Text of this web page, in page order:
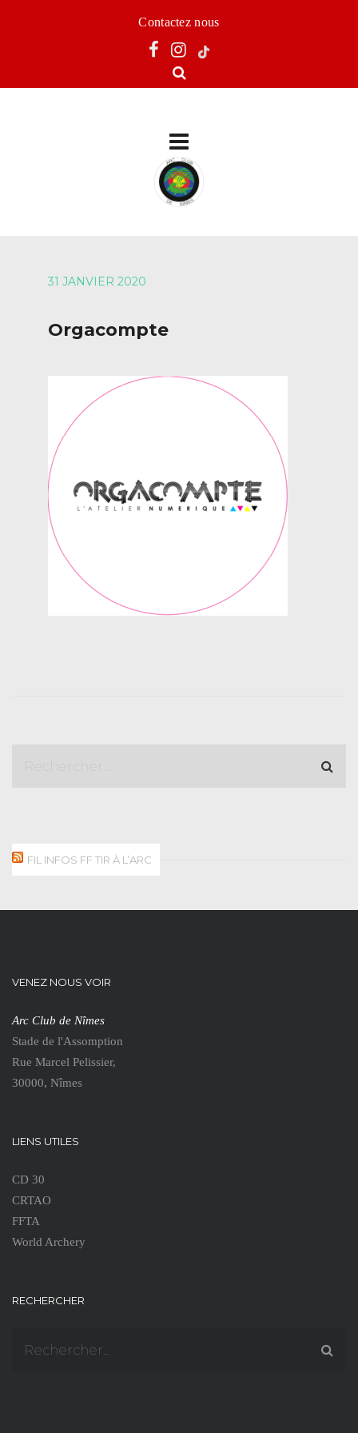
Contactez nous
31 JANVIER 2020
Orgacompte
FIL INFOS FF TIR À L’ARC
VENEZ NOUS VOIR
Arc Club de Nîmes
Stade de l'Assomption
Rue Marcel Pelissier,
30000, Nîmes
LIENS UTILES
CD 30
CRTAO
FFTA
World Archery
RECHERCHER